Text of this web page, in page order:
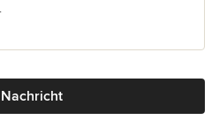
Nachricht